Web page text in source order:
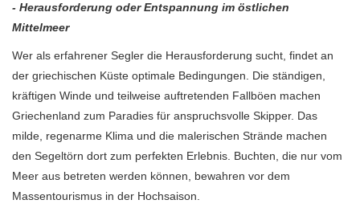
- Herausforderung oder Entspannung im östlichen
Mittelmeer
Wer als erfahrener Segler die Herausforderung sucht, findet an
der griechischen Küste optimale Bedingungen. Die ständigen,
kräftigen Winde und teilweise auftretenden Fallböen machen
Griechenland zum Paradies für anspruchsvolle Skipper. Das
milde, regenarme Klima und die malerischen Strände machen
den Segeltörn dort zum perfekten Erlebnis. Buchten, die nur vom
Meer aus betreten werden können, bewahren vor dem
Massentourismus in der Hochsaison.